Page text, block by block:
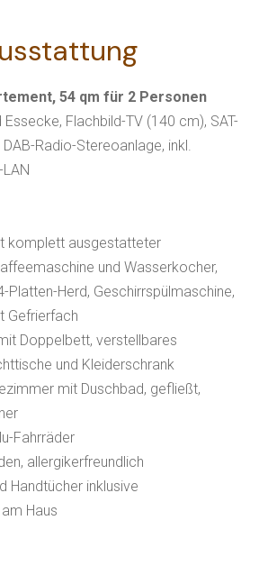
54 qm für 2 Personen
Essecke, Flachbild-TV (140 cm), SAT-
DAB-Radio-Stereoanlage, inkl.
komplett ausgestatteter
und Wasserkocher,
Platten-Herd, Geschirrspülmaschine,
Gefrierfach
Doppelbett, verstellbares
und Kleiderschrank
mit Duschbad, gefließt,
Fahrräder
allergikerfreundlich
Handtücher inklusive
Haus